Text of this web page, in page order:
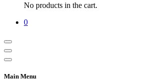
No products in the cart.
0
Main Menu